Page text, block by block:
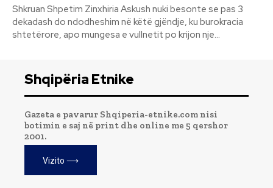
Shkruan Shpetim Zinxhiria Askush nuki besonte se pas 3
dekadash do ndodheshim në këtë gjëndje, ku burokracia
shtetërore, apo mungesa e vullnetit po krijon nje...
Shqipëria Etnike
Gazeta e pavarur Shqiperia-etnike.com nisi
botimin e saj në print dhe online me 5 qershor
2001.
Vizito ⟶